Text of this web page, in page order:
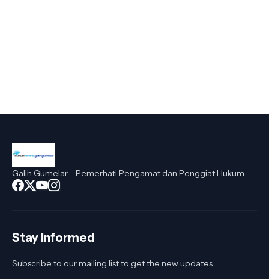
Galih Gumelar - Pemerhati Pengamat dan Penggiat Hukum
Stay Informed
Subscribe to our mailing list to get the new updates.